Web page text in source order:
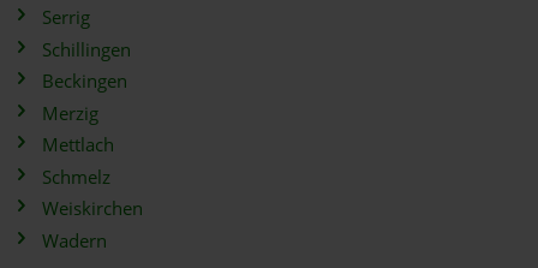
Serrig
Schillingen
Beckingen
Merzig
Mettlach
Schmelz
Weiskirchen
Wadern